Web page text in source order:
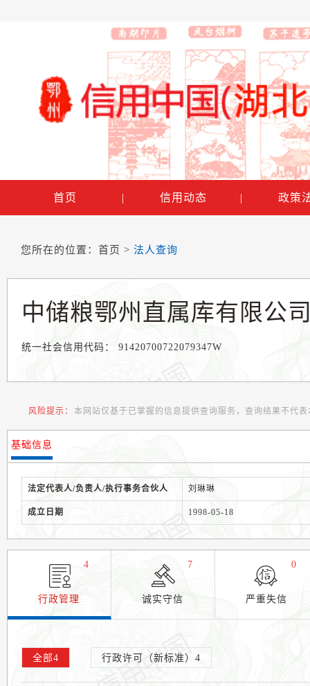
首页 | 信用动态 | 政策
您所在的位置： 首页 > 法人查询
中储粮鄂州直属库有限公
统一社会信用代码： 91420700722079347W
风险提示： 本网站仅基于已掌握的信息提供查询服务，查询结果不代
基础信息
法定代表人/负责人/执行事务合伙人 刘琳琳
成立日期 1998-05-18
行政管理
4
诚实守信
7
严重失信
0
全部4 行政许可（新标准） 4